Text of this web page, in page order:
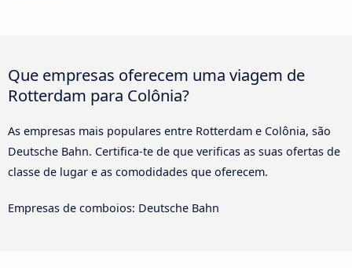
Que empresas oferecem uma viagem de
Rotterdam para Colônia?
As empresas mais populares entre Rotterdam e Colônia, são
Deutsche Bahn. Certifica-te de que verificas as suas ofertas de
classe de lugar e as comodidades que oferecem.
Empresas de comboios: Deutsche Bahn